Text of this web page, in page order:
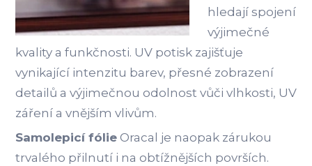
hledají spojení
výjimečné
kvality a funkčnosti. UV potisk zajišťuje
vynikající intenzitu barev, přesné zobrazení
detailů a výjimečnou odolnost vůči vlhkosti, UV
záření a vnějším vlivům.
Samolepicí fólie Oracal je naopak zárukou
trvalého přilnutí i na obtížnějších površích.